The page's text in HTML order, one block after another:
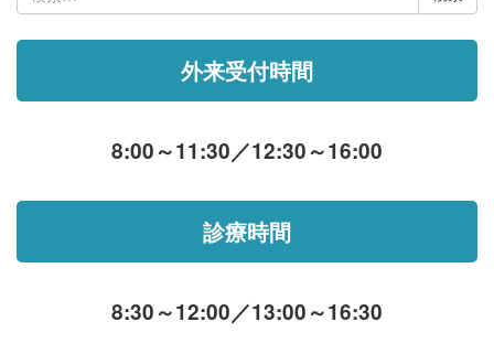
索:
外来受付時間
8:00～11:30／12:30～16:00
診療時間
8:30～12:00／13:00～16:30